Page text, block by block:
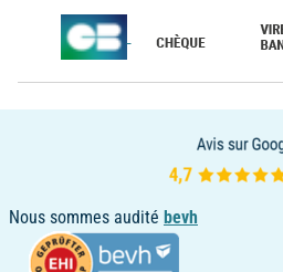
Nous sommes audité bevh